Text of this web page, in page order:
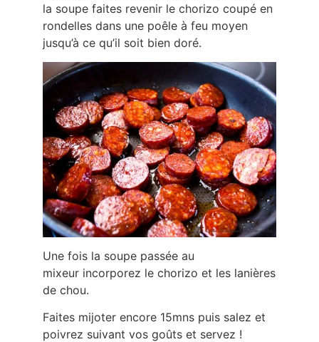
la soupe faites revenir le chorizo coupé en
rondelles dans une poêle à feu moyen
jusqu’à ce qu’il soit bien doré.
Une fois la soupe passée au
mixeur incorporez le chorizo et les lanières
de chou.
Faites mijoter encore 15mns puis salez et
poivrez suivant vos goûts et servez !